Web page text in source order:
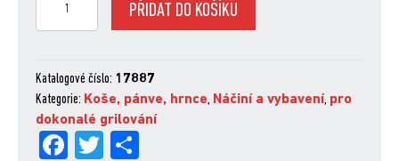
30
cm
množství
PŘIDAT DO KOŠÍKU
Katalogové číslo: 17887
Kategorie: Koše, pánve, hrnce, Náčiní a vybavení, pro
dokonalé grilování
Fa
Tw